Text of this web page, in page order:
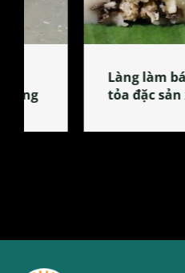
Làng làm bánh tẻ
tỏa đặc sản xứ Đoài